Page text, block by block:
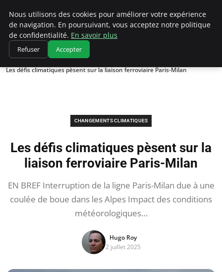
Climatedebtagents
Accueil
Changements climatiques
Les défis climatiques pèsent sur la liaison ferroviaire Paris-Milan
CHANGEMENTS CLIMATIQUES
Les défis climatiques pèsent sur la
liaison ferroviaire Paris-Milan
EN BREF Interruption de la ligne Paris-Milan due à une
coulée de boue dans les Alpes Impact des conditions
météorologiques…
Hugo Roy
2 juillet 2025
Nous utilisons des cookies pour améliorer votre expérience
de navigation. En poursuivant, vous acceptez notre politique
de confidentialité. En savoir plus
Refuser Accepter